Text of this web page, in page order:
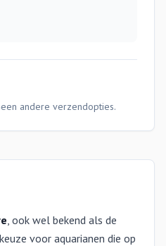
andere verzendopties.
, ook wel bekend als de
voor aquarianen die op